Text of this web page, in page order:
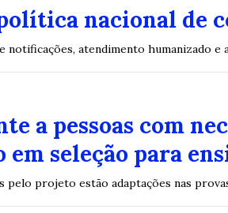
nacional de
notificações, atendimento humanizado e
a pessoas com
em seleção para
pelo projeto estão adaptações nas